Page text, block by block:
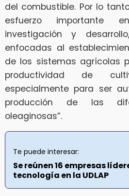
del combustible. Por lo
esfuerzo importante
investigación y
enfocadas al
de los sistemas agrícolas
productividad de
especialmente para ser
producción de las
oleaginosas”.
Te puede interesar:
Se reúnen 16 empresas
tecnología en la UDLAP